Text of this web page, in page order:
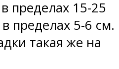
пределах 15-25
пределах 5-6 см.
такая же на